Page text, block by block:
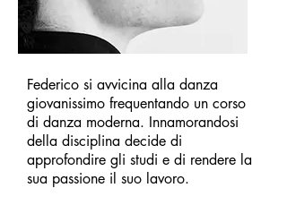
Federico si avvicina alla danza
giovanissimo frequentando un corso
di danza moderna. Innamorandosi
della disciplina decide di
approfondire gli studi e di rendere la
sua passione il suo lavoro.